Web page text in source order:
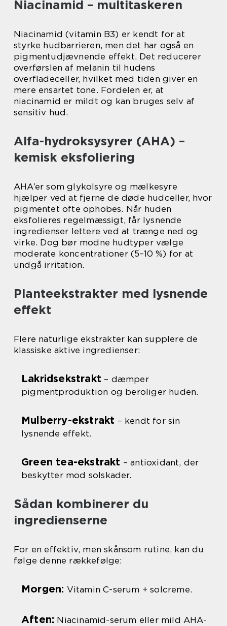
Niacinamid – multitaskeren
Niacinamid (vitamin B3) er kendt for at
styrke hudbarrieren, men det har også en
pigmentudjævnende effekt. Det reducerer
overførslen af melanin til hudens
overfladeceller, hvilket med tiden giver en
mere ensartet tone. Fordelen er, at
niacinamid er mildt og kan bruges selv af
sensitiv hud.
Alfa-hydroksysyrer (AHA) –
kemisk eksfoliering
AHA’er som glykolsyre og mælkesyre
hjælper ved at fjerne de døde hudceller, hvor
pigmentet ofte ophobes. Når huden
eksfolieres regelmæssigt, får lysnende
ingredienser lettere ved at trænge ned og
virke. Dog bør modne hudtyper vælge
moderate koncentrationer (5–10 %) for at
undgå irritation.
Planteekstrakter med lysnende
effekt
Flere naturlige ekstrakter kan supplere de
klassiske aktive ingredienser:
Lakridsekstrakt – dæmper
pigmentproduktion og beroliger huden.
Mulberry-ekstrakt – kendt for sin
lysnende effekt.
Green tea-ekstrakt – antioxidant, der
beskytter mod solskader.
Sådan kombinerer du
ingredienserne
For en effektiv, men skånsom rutine, kan du
følge denne rækkefølge:
Morgen: Vitamin C-serum + solcreme.
Aften: Niacinamid-serum eller mild AHA-